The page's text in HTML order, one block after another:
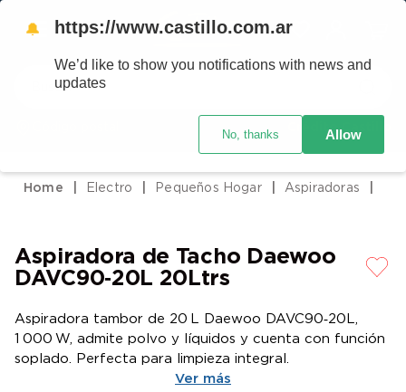
Buscar
Crédito Castillo
Electro Pequeños Hogar Aspiradoras
Aspiradora de Tacho Daewoo
DAVC90‑20L 20Ltrs
Aspiradora tambor de 20 L Daewoo DAVC90‑20L,
1 000 W, admite polvo y líquidos y cuenta con función
soplado. Perfecta para limpieza integral.
Ver más
2.
heladera
4
lavarropas
.
colchones
6.
cocina
7.
moto
🔔 https://www.castillo.com.ar
We’d like to show you notifications with news and
updates
No, thanks Allow